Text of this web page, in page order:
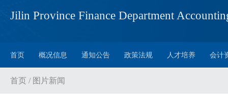
Jilin Province Finance Department
首页 概况信息 通知公告 政策法规 人才培养 会计
首页 / 图片新闻